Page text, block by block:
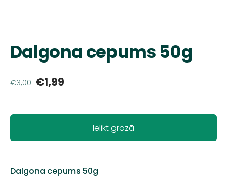
Dalgona cepums 50g
€3,00 €1,99
Ielikt grozā
Dalgona cepums 50g